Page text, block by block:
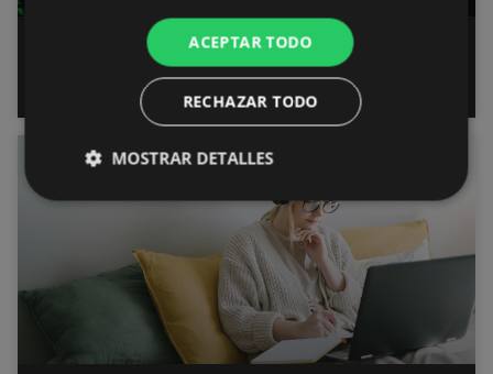
Explorando las Diversas Áreas de
la Ciberseguridad, todo sobre estas
ACEPTAR TODO
RECHAZAR TODO
MOSTRAR DETALLES